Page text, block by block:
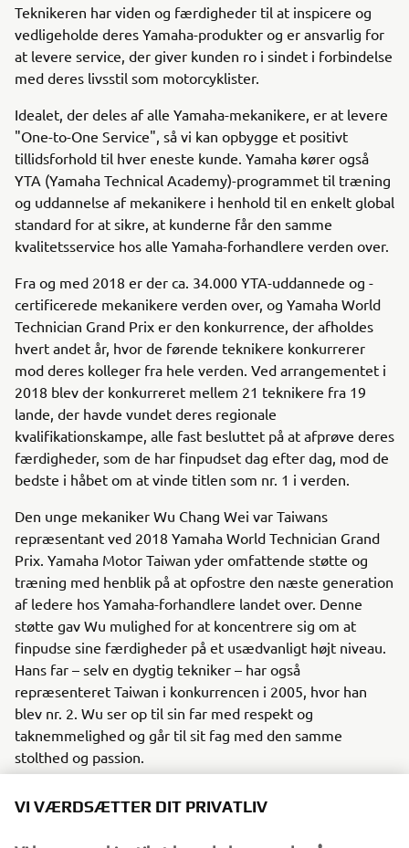
Teknikeren har viden og færdigheder til at inspicere og
vedligeholde deres Yamaha-produkter og er ansvarlig for
at levere service, der giver kunden ro i sindet i forbindelse
med deres livsstil som motorcyklister.
Idealet, der deles af alle Yamaha-mekanikere, er at levere
"One-to-One Service", så vi kan opbygge et positivt
tillidsforhold til hver eneste kunde. Yamaha kører også
YTA (Yamaha Technical Academy)-programmet til træning
og uddannelse af mekanikere i henhold til en enkelt global
standard for at sikre, at kunderne får den samme
kvalitetsservice hos alle Yamaha-forhandlere verden over.
Fra og med 2018 er der ca. 34.000 YTA-uddannede og -
certificerede mekanikere verden over, og Yamaha World
Technician Grand Prix er den konkurrence, der afholdes
hvert andet år, hvor de førende teknikere konkurrerer
mod deres kolleger fra hele verden. Ved arrangementet i
2018 blev der konkurreret mellem 21 teknikere fra 19
lande, der havde vundet deres regionale
kvalifikationskampe, alle fast besluttet på at afprøve deres
færdigheder, som de har finpudset dag efter dag, mod de
bedste i håbet om at vinde titlen som nr. 1 i verden.
Den unge mekaniker Wu Chang Wei var Taiwans
repræsentant ved 2018 Yamaha World Technician Grand
Prix. Yamaha Motor Taiwan yder omfattende støtte og
træning med henblik på at opfostre den næste generation
af ledere hos Yamaha-forhandlere landet over. Denne
støtte gav Wu mulighed for at koncentrere sig om at
finpudse sine færdigheder på et usædvanligt højt niveau.
Hans far – selv en dygtig tekniker – har også
repræsenteret Taiwan i konkurrencen i 2005, hvor han
blev nr. 2. Wu ser op til sin far med respekt og
taknemmelighed og går til sit fag med den samme
stolthed og passion.
mange års viden og færdigheder på prøve i et forsøg på at
VI VÆRDSÆTTER DIT PRIVATLIV